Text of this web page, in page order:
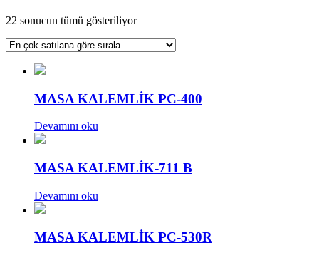
22 sonucun tümü gösteriliyorPopülerliğe
sıralandı
MASA KALEMLİK PC-400
Devamını oku
MASA KALEMLİK-711 B
Devamını oku
MASA KALEMLİK PC-530R